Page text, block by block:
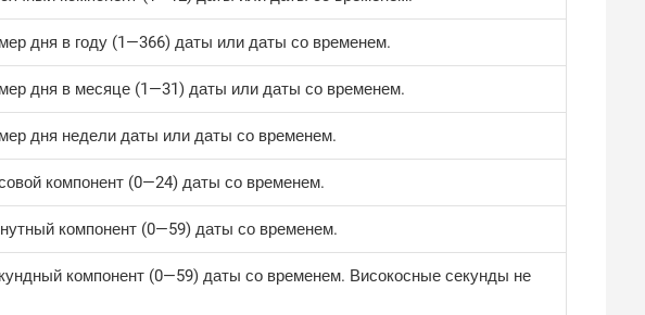
дня в году (1—​366) даты или даты со временем.
дня в месяце (1—​31) даты или даты со временем.
дня недели даты или даты со временем.
компонент (0—​24) даты со временем.
компонент (0—​59) даты со временем.
компонент (0—​59) даты со временем. Високосные секунды не